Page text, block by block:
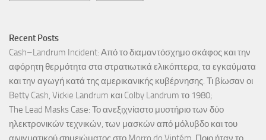
Recent Posts
Cash–Landrum Incident: Από το διαμαντόσχημο σκάφος και την
αφόρητη θερμότητα στα στρατιωτικά ελικόπτερα, τα εγκαύματα
και την αγωγή κατά της αμερικανικής κυβέρνησης. Τι βίωσαν οι
Betty Cash, Vickie Landrum και Colby Landrum το 1980;
The Lead Masks Case: Το ανεξιχνίαστο μυστήριο των δύο
ηλεκτρονικών τεχνικών, των μασκών από μόλυβδο και του